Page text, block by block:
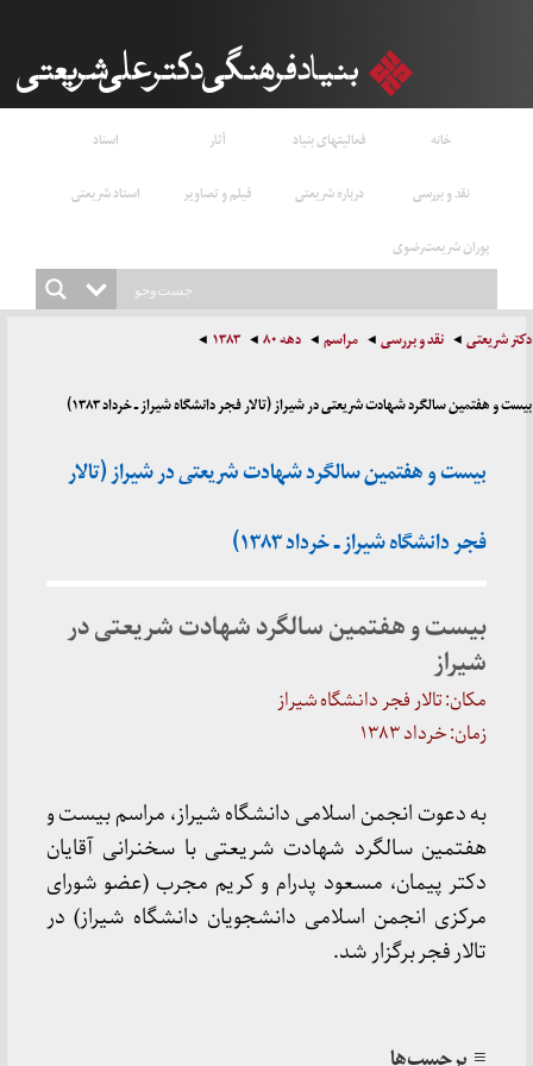
خانه فعالیتهای بنیاد آثار
اسناد
نقد و بررسی
درباره شریعتی فیلم و تصاویر
استاد شریعتی
پوران شریعت‌رضوی
دکتر شریعتی نقد و بررسی مراسم دهه ۸۰ ۱۳۸۳
بیست و هفتمین سالگرد شهادت شریعتی در شیراز (تالار فجر دانشگاه شیراز ـ خرداد ۱۳۸۳)
بیست و هفتمین سالگرد شهادت شریعتی در شیراز (تالار
فجر دانشگاه شیراز ـ خرداد ۱۳۸۳)
بیست و هفتمین سالگرد شهادت شریعتی در
شیراز
مکان: تالار فجر دانشگاه شیراز
زمان: خرداد ۱۳۸۳
به دعوت انجمن اسلامی دانشگاه شیراز، مراسم بیست و
هفتمین سالگرد شهادت شریعتی با سخنرانی آقایان
دکتر پیمان، مسعود پدرام و کریم مجرب (عضو شورای
مرکزی انجمن اسلامی دانشجویان دانشگاه شیراز) در
تالار فجر برگزار شد.